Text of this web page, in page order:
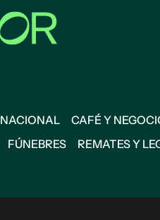
NACIONAL CAFÉ Y
FÚNEBRES REMATES Y